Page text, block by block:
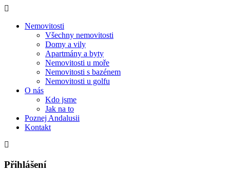
Nemovitosti
Všechny nemovitosti
Domy a vily
Apartmány a byty
Nemovitosti u moře
Nemovitosti s bazénem
Nemovitosti u golfu
O nás
Kdo jsme
Jak na to
Poznej Andalusii
Kontakt
Přihlášení